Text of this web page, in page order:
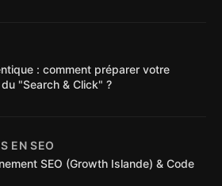
: comment préparer votre
"Search & Click" ?
EN SEO
SEO (Growth Islande) & Code